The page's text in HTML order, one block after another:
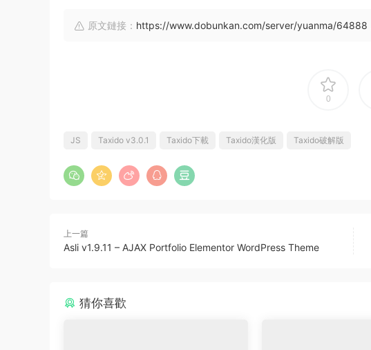
原文鏈接： https://www.dobunkan.com/server/yuanma/64888
0
JS Taxido v3.0.1 Taxido下載 Taxido漢化版 Taxido破解版
上一篇
Asli v1.9.11 – AJAX Portfolio Elementor WordPress Theme
猜你喜歡